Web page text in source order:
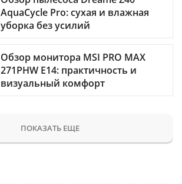
AquaCycle Pro: сухая и влажная
уборка без усилий
Обзор монитора MSI PRO MAX
271PHW E14: практичность и
визуальный комфорт
ПОКАЗАТЬ ЕЩЕ